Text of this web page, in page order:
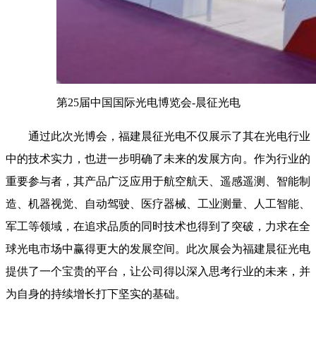
第25届中国国际光电博览会-晨征光电
通过此次光博会，福建晨征光电不仅展示了其在光电行业
中的技术实力，也进一步明确了未来的发展方向。作为行业的
重要参与者，其产品广泛应用于航空航天、遥感遥测、智能制
造、机器视觉、自动驾驶、医疗器械、工业测量、人工智能、
军工等领域，在追求品质的同时技术也得到了突破，力求在全
球光电市场中赢得更大的发展空间。此次展会为福建晨征光电
提供了一个宝贵的平台，让公司得以深入思考行业的未来，并
为自身的持续增长打下坚实的基础。